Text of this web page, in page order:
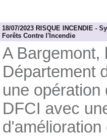
18/07/2023 RISQUE INCENDIE -
Forêts Contre l'Incendie
A Bargemont,
Département
une opération
DFCI avec